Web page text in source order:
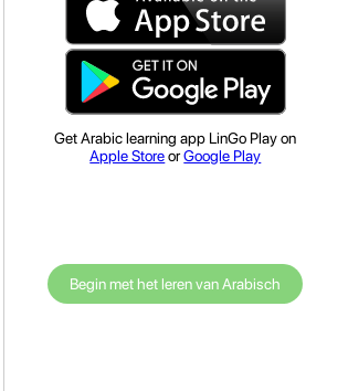
Get Arabic learning app LinGo Play on
Apple StoreorGoogle Play
Begin met het leren van Arabisch